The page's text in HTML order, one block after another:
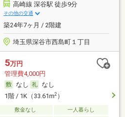
高崎線 深谷駅 徒歩9分
その他の交通
築24年7ヶ月 / 2階建
埼玉県深谷市西島町１丁目
5万円
管理費4,000円
なし
なし
1階 / 1K（33.61m2）
敷金なし 一人暮らし